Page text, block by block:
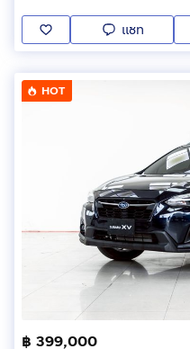
แชท
HOT
฿ 399,000